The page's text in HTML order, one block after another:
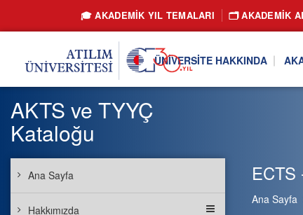
🎓 AKADEMİK YIL TEMALARI 🗂️ AKADEMIK
ÜNIVERSITE HAKKINDA
ECTS
Ana Sayfa
AKTS ve TYYÇ
Kataloğu
Ana Sayfa
Hakkımızda